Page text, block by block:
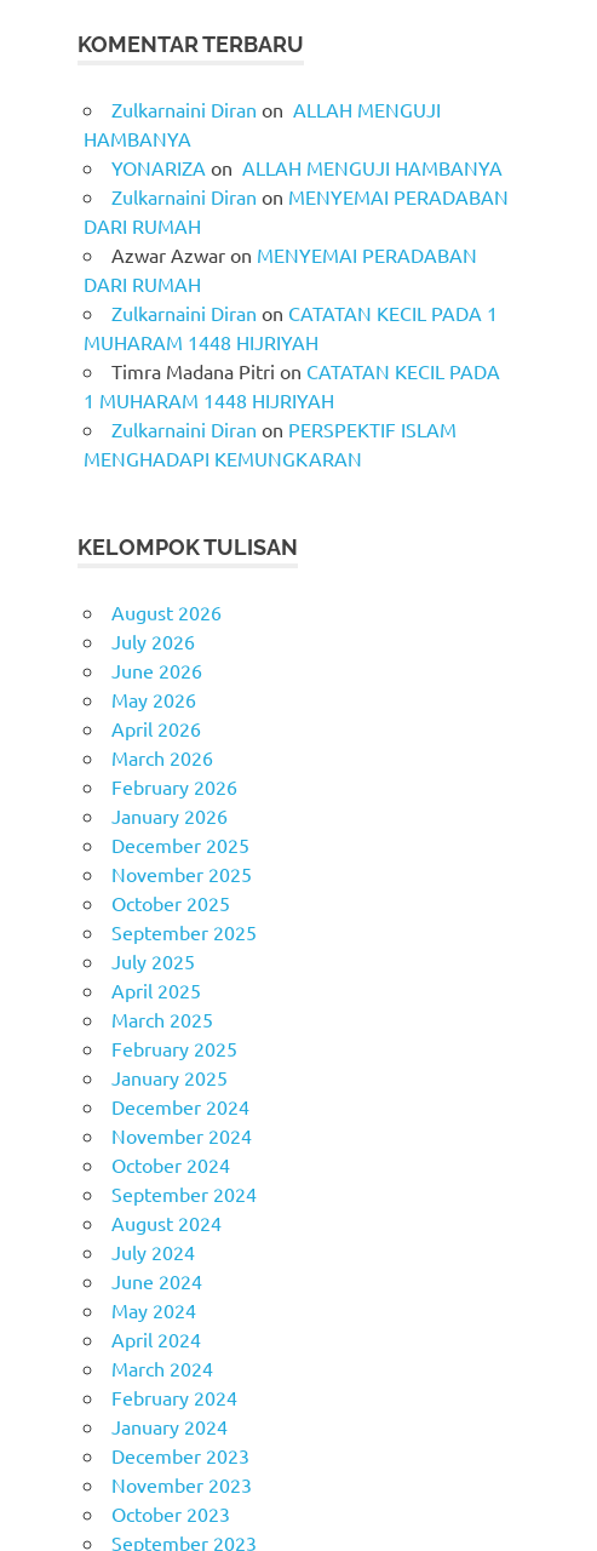
KOMENTAR TERBARU
Zulkarnaini Diran on ALLAH MENGUJI
HAMBANYA
YONARIZA on ALLAH MENGUJI HAMBANYA
Zulkarnaini Diran on MENYEMAI PERADABAN
DARI RUMAH
Azwar Azwar on MENYEMAI PERADABAN
DARI RUMAH
Zulkarnaini Diran on CATATAN KECIL PADA 1
MUHARAM 1448 HIJRIYAH
Timra Madana Pitri on CATATAN KECIL PADA
1 MUHARAM 1448 HIJRIYAH
Zulkarnaini Diran on PERSPEKTIF ISLAM
MENGHADAPI KEMUNGKARAN
KELOMPOK TULISAN
August 2026
July 2026
June 2026
May 2026
April 2026
March 2026
February 2026
January 2026
December 2025
November 2025
October 2025
September 2025
July 2025
April 2025
March 2025
February 2025
January 2025
December 2024
November 2024
October 2024
September 2024
August 2024
July 2024
June 2024
May 2024
April 2024
March 2024
February 2024
January 2024
December 2023
November 2023
October 2023
September 2023